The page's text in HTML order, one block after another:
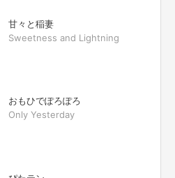
甘々と稲妻
Sweetness and Lightning
おもひでぽろぽろ
Only Yesterday